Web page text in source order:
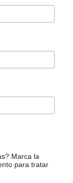
Marca la
para tratar